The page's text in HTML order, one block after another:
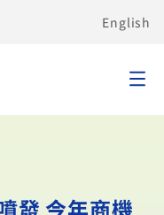
English
發 今年商機